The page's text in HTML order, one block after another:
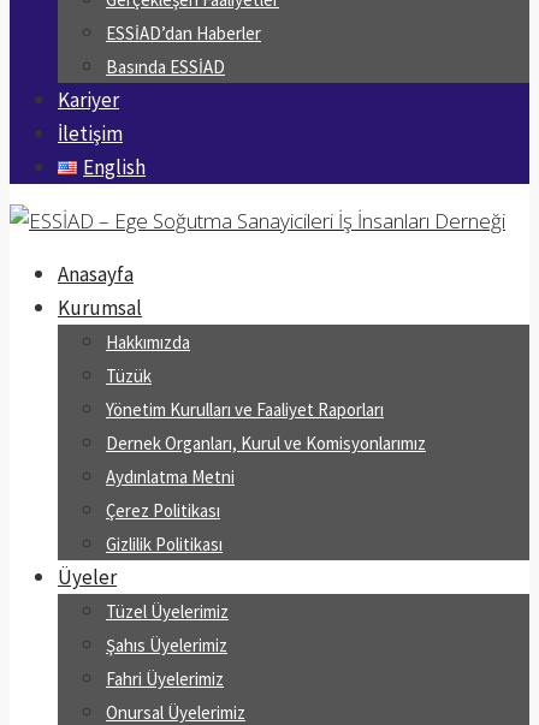
ESSİAD’dan Haberler
Basında ESSİAD
Kariyer
İletişim
English
Anasayfa
Kurumsal
Hakkımızda
Tüzük
Yönetim Kurulları ve Faaliyet Raporları
Dernek Organları, Kurul ve Komisyonlarımız
Aydınlatma Metni
Çerez Politikası
Gizlilik Politikası
Üyeler
Tüzel Üyelerimiz
Şahıs Üyelerimiz
Fahri Üyelerimiz
Onursal Üyelerimiz